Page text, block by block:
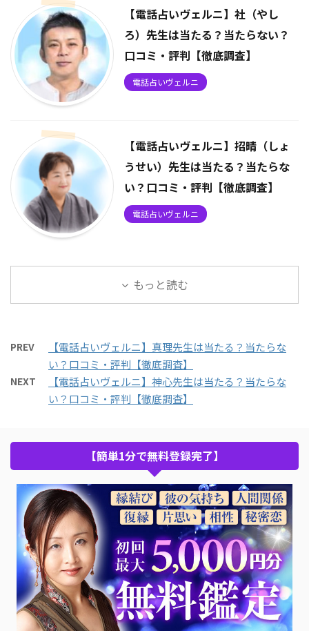
【電話占いヴェルニ】社（やし
ろ）先生は当たる？当たらない？
口コミ・評判【徹底調査】
電話占いヴェルニ
【電話占いヴェルニ】招晴（しょ
うせい）先生は当たる？当たらな
い？口コミ・評判【徹底調査】
電話占いヴェルニ
もっと読む
PREV
【電話占いヴェルニ】真理先生は当たる？当たらな
い？口コミ・評判【徹底調査】
NEXT
【電話占いヴェルニ】神心先生は当たる？当たらな
い？口コミ・評判【徹底調査】
【簡単1分で無料登録完了】